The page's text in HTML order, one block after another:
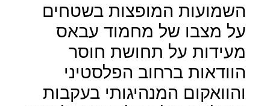
השמועות המופצות בשטחים
על מצבו של מחמוד עבאס
מעידות על תחושת חוסר
הוודאות ברחוב הפלסטיני
והוואקום המנהיגותי בעקבות